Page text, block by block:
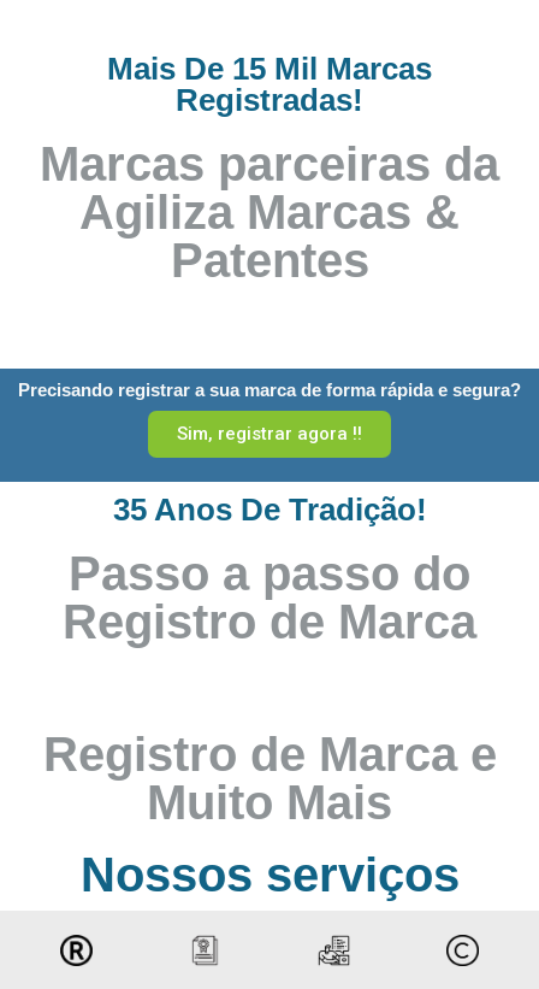
Mais De 15 Mil Marcas
Registradas!
Marcas parceiras da
Agiliza Marcas &
Patentes
Precisando registrar a sua marca de forma rápida e segura?
Sim, registrar agora !!
35 Anos De Tradição!
Passo a passo do
Registro de Marca
Registro de Marca e
Muito Mais
Nossos serviços